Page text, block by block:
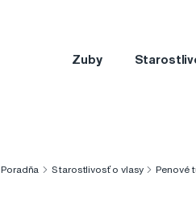
Zuby
Poradňa Starostlivosť o vlasy Penové